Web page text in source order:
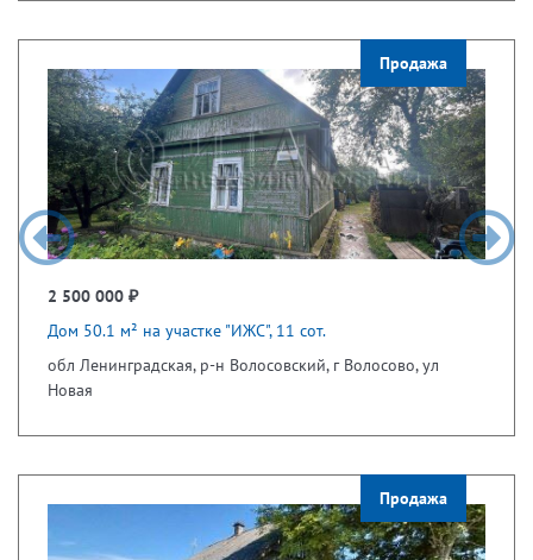
Продажа
2 500 000 ₽
Дом 50.1 м² на участке "ИЖС", 11 сот.
обл Ленинградская, р-н Волосовский, г Волосово, ул
Новая
Продажа